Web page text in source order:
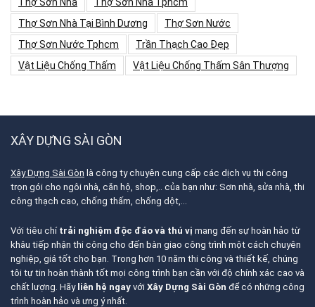
Thợ Sơn Nhà Tại Bình Dương
Thợ Sơn Nước
Thợ Sơn Nước Tphcm
Trần Thạch Cao Đẹp
Vật Liệu Chống Thấm
Vật Liệu Chống Thấm Sân Thượng
XÂY DỰNG SÀI GÒN
Xây Dựng Sài Gòn là công ty chuyên cung cấp các dịch vụ thi công
trọn gói cho ngôi nhà, căn hộ, shop,.. của bạn như: Sơn nhà, sửa nhà, thi
công thạch cao, chống thấm, chống dột,…
Với tiêu chí trải nghiệm độc đáo và thú vị mang đến sự hoàn hảo từ
khâu tiếp nhận thi công cho đến bàn giao công trình một cách chuyên
nghiệp, giá tốt cho bạn. Trong hơn 10 năm thi công và thiết kế, chúng
tôi tự tin hoàn thành tốt mọi công trình bạn cần với độ chính xác cao và
chất lượng. Hãy liên hệ ngay với Xây Dựng Sài Gòn để có những công
trình hoàn hảo và ưng ý nhất.